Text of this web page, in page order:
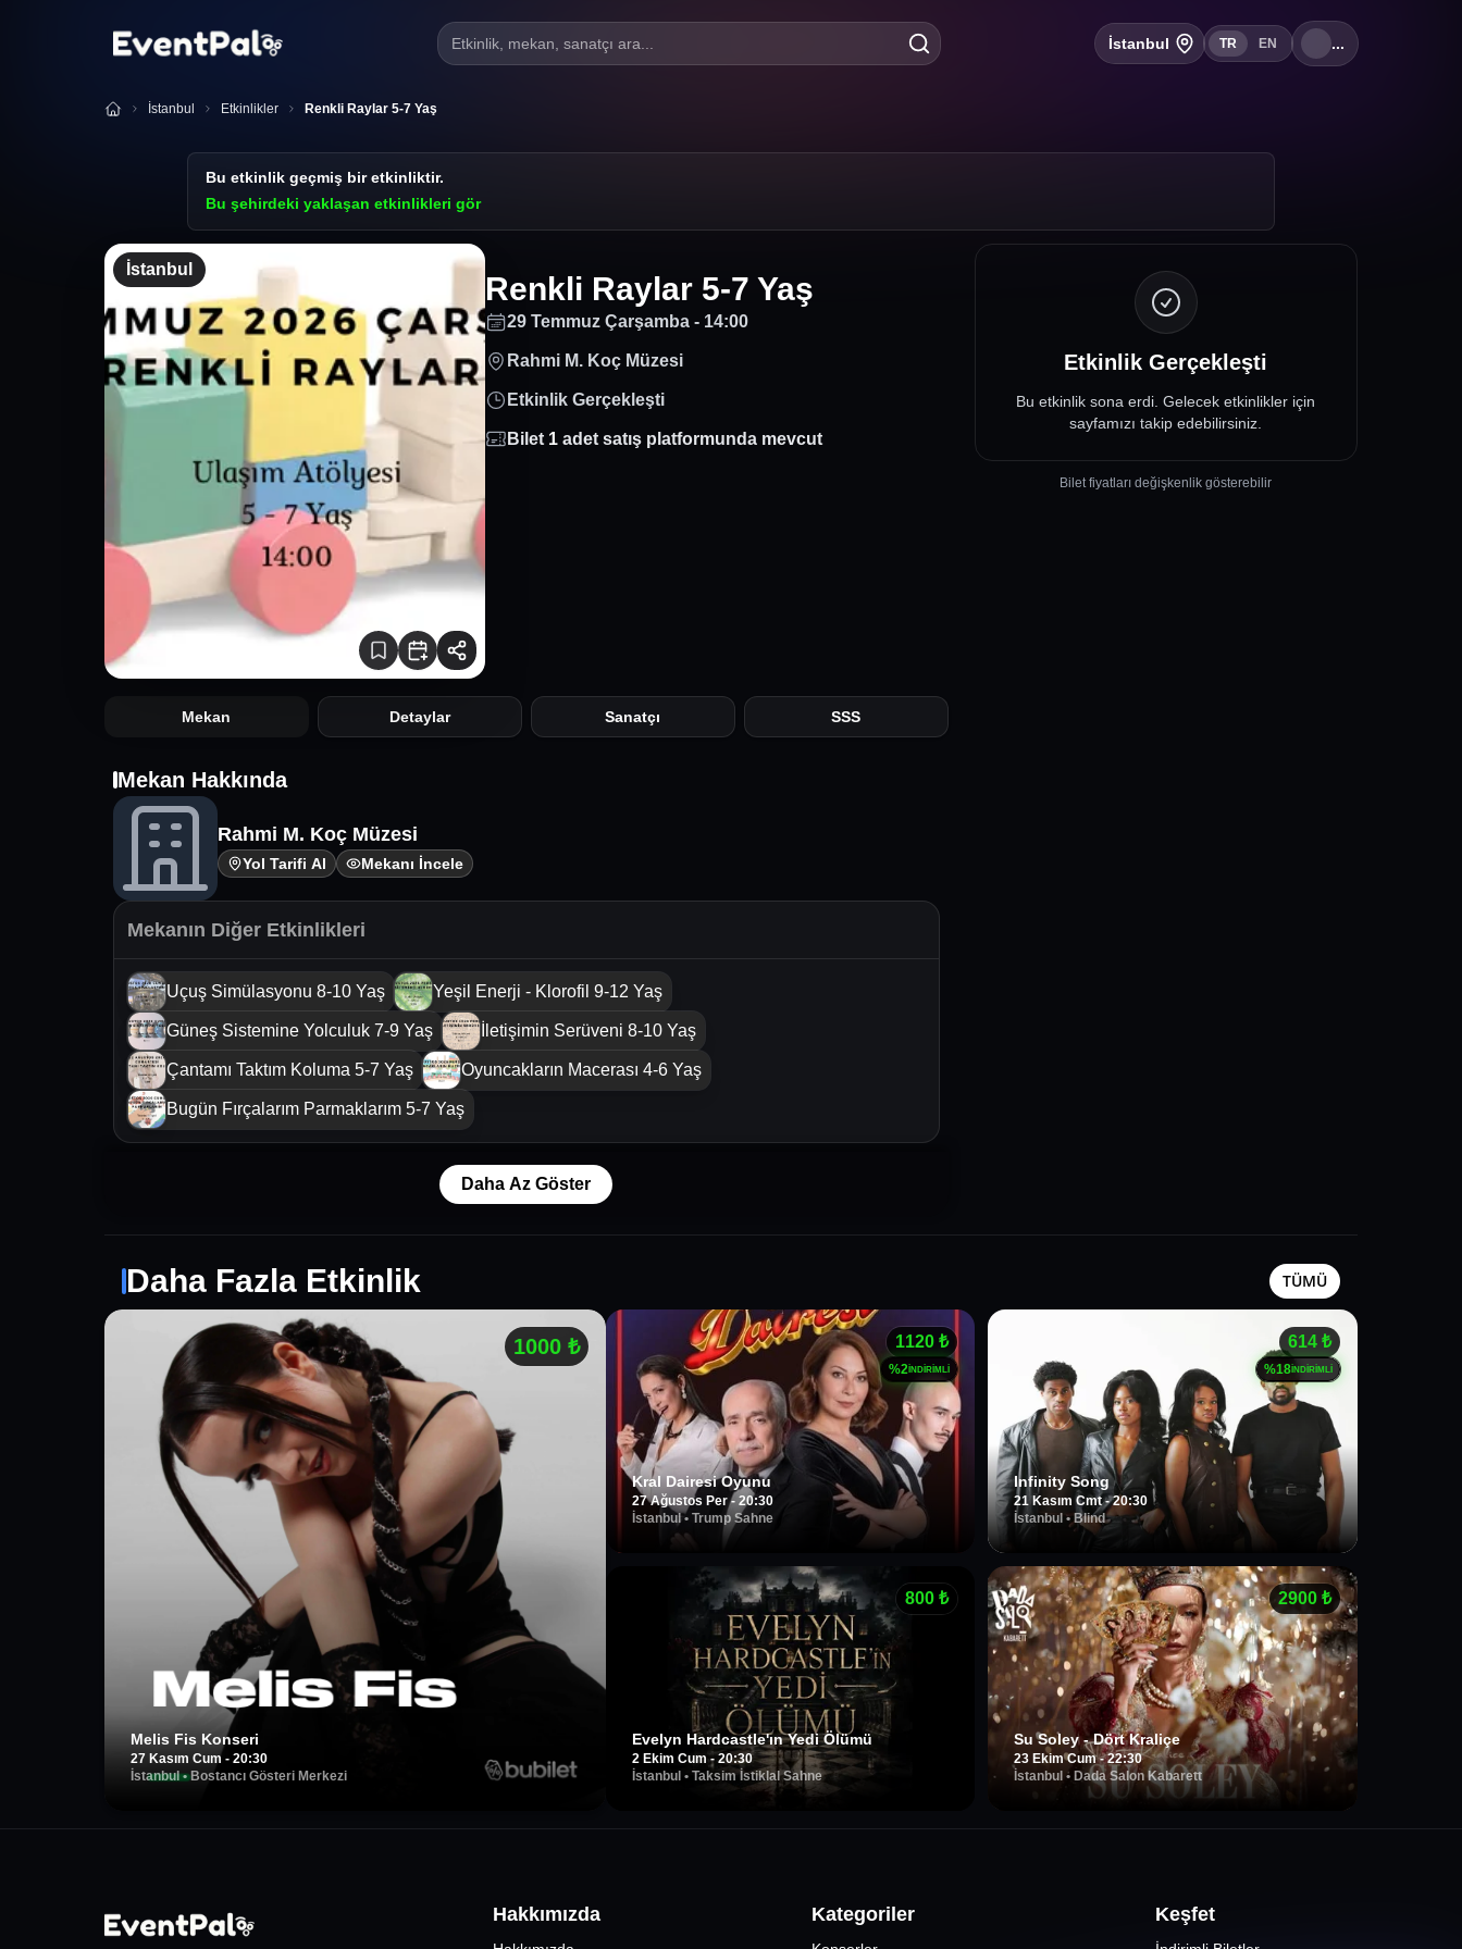
Etkinlik, mekan, sanatçı ara... İstanbul TR EN ...
İstanbul Etkinlikler Renkli Raylar 5-7 Yaş
Bu etkinlik geçmiş bir etkinliktir.
Bu şehirdeki yaklaşan etkinlikleri gör
İstanbul
Renkli Raylar 5-7 Yaş
29 Temmuz Çarşamba - 14:00
Rahmi M. Koç Müzesi
Etkinlik Gerçekleşti
Bilet 1 adet satış platformunda mevcut
Mekan Detaylar Sanatçı SSS
Mekan Hakkında
Rahmi M. Koç Müzesi
Yol Tarifi Al Mekanı İncele
Mekanın Diğer Etkinlikleri
Uçuş Simülasyonu 8-10 Yaş Yeşil Enerji - Klorofil 9-12 Yaş
Güneş Sistemine Yolculuk 7-9 Yaş İletişimin Serüveni 8-10 Yaş
Çantamı Taktım Koluma 5-7 Yaş Oyuncakların Macerası 4-6 Yaş
Bugün Fırçalarım Parmaklarım 5-7 Yaş
Daha Az Göster
Etkinlik Gerçekleşti
Bu etkinlik sona erdi. Gelecek etkinlikler için
sayfamızı takip edebilirsiniz.
Bilet fiyatları değişkenlik gösterebilir
Daha Fazla Etkinlik TÜMÜ
1000₺
Melis Fis Konseri
27 Kasım Cum - 20:30
İstanbul•Bostancı Gösteri Merkezi
1120 ₺
%2İNDİRİMLİ
Kral Dairesi Oyunu
27 Ağustos Per - 20:30
İstanbul • Trump Sahne
614₺
%18İNDİRİMLİ
Infinity Song
21 Kasım Cmt - 20:30
İstanbul •Blind
800 ₺
Evelyn Hardcastle'ın Yedi Ölümü
2 Ekim Cum - 20:30
İstanbul• Taksim İstiklal Sahne
2900₺
Su Soley - Dört Kraliçe
23 Ekim Cum - 22:30
İstanbul •Dada Salon Kabarett
Hakkımızda Kategoriler Keşfet